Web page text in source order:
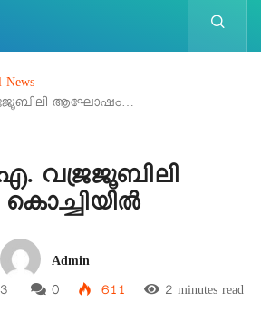
News
ആഘോഷം…
വജ്രജൂബിലി
Admin
0 611 2 minutes read